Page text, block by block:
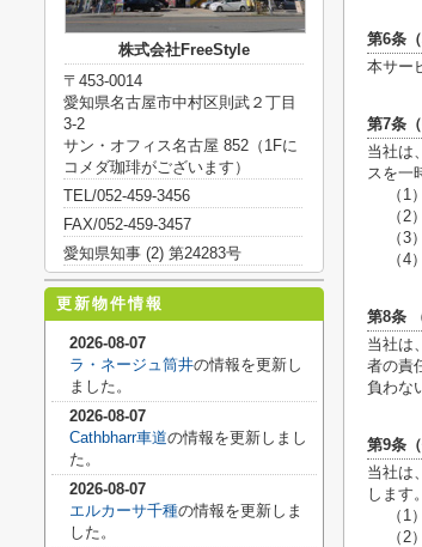
第6条
本サー
第7条
当社は
スを一
（
（
（
（
第8条
当社は
者の責
負わな
第9条
当社は
します。
（
（
株式会社FreeStyle
〒453-0014
愛知県名古屋市中村区則武２丁目
3-2
サン・オフィス名古屋 852（1Fに
コメダ珈琲がございます）
TEL/052-459-3456
FAX/052-459-3457
愛知県知事 (2) 第24283号
更新物件情報
2026-08-07
ラ・ネージュ筒井の情報を更新し
ました。
2026-08-07
Cathbharr車道の情報を更新しまし
た。
2026-08-07
エルカーサ千種の情報を更新しま
した。